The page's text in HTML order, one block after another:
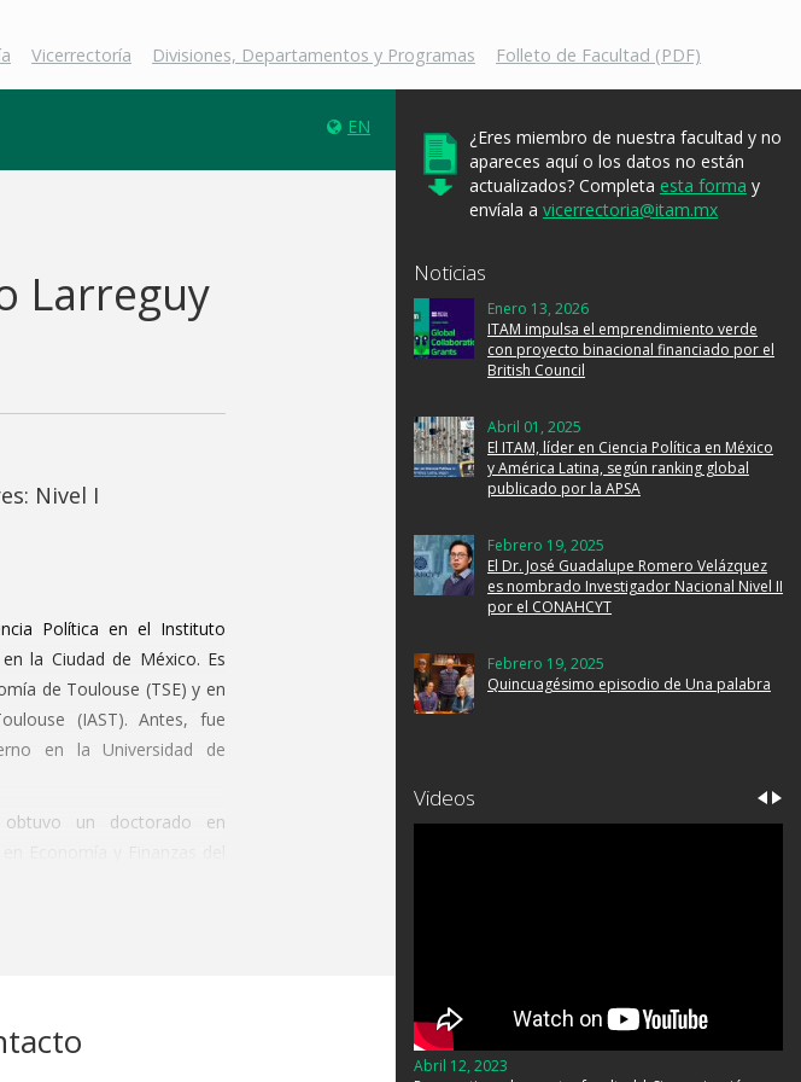
Vicerrectoría Divisiones, Departamentos y Programas Folleto de Facultad (PDF)
EN
Larreguy
Nivel I
Política en el Instituto
la Ciudad de México. Es
de Toulouse (TSE) y en
(IAST). Antes, fue
en la Universidad de
obtuvo un doctorado en
de la Universidad de
particular, ha trabajado
¿Eres miembro de nuestra facultad y no
apareces aquí o los datos no están
actualizados? Completa esta forma y
envíala a vicerrectoria@itam.mx
Noticias
Enero 13, 2026
ITAM impulsa el emprendimiento verde
con proyecto binacional financiado por el
British Council
Abril 01, 2025
El ITAM, líder en Ciencia Política en México
y América Latina, según ranking global
publicado por la APSA
Febrero 19, 2025
El Dr. José Guadalupe Romero Velázquez
es nombrado Investigador Nacional Nivel II
por el CONAHCYT
Febrero 19, 2025
Quincuagésimo episodio de Una palabra
Videos
Abril 12, 2023